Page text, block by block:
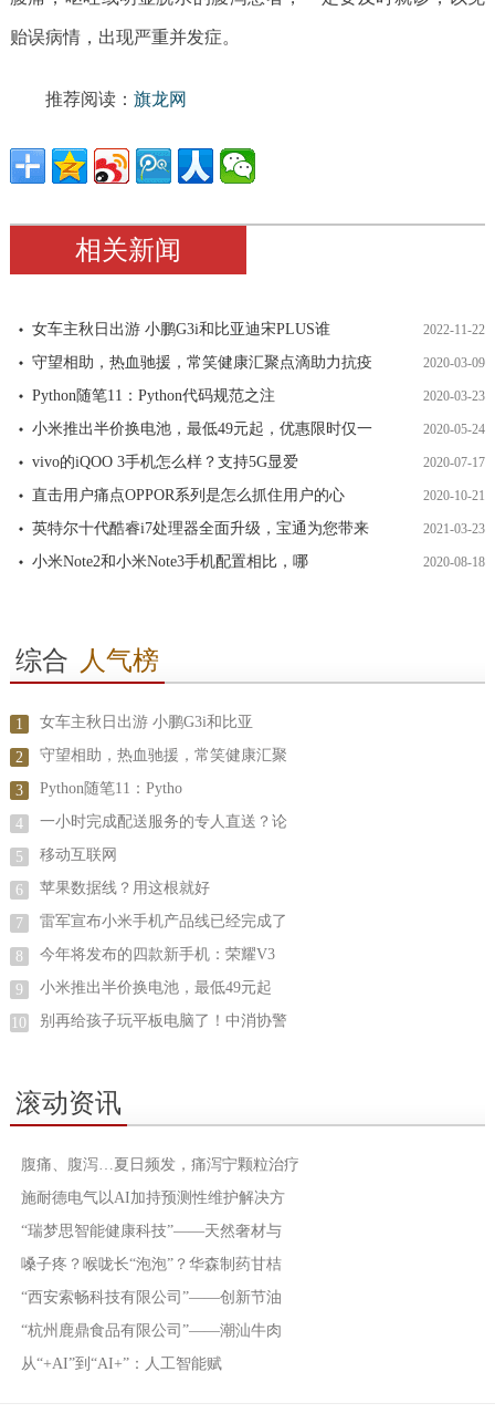
贻误病情，出现严重并发症。
推荐阅读： 旗龙网
相关新闻
女车主秋日出游 小鹏G3i和比亚迪宋PLUS谁 2022-11-22
守望相助，热血驰援，常笑健康汇聚点滴助力抗疫 2020-03-09
Python随笔11：Python代码规范之注 2020-03-23
小米推出半价换电池，最低49元起，优惠限时仅一 2020-05-24
vivo的iQOO 3手机怎么样？支持5G显爱 2020-07-17
直击用户痛点OPPOR系列是怎么抓住用户的心 2020-10-21
英特尔十代酷睿i7处理器全面升级，宝通为您带来 2021-03-23
小米Note2和小米Note3手机配置相比，哪 2020-08-18
综合 人气榜
1 女车主秋日出游 小鹏G3i和比亚
2 守望相助，热血驰援，常笑健康汇聚
3 Python随笔11：Pytho
4 一小时完成配送服务的专人直送？论
5 移动互联网
6 苹果数据线？用这根就好
7 雷军宣布小米手机产品线已经完成了
8 今年将发布的四款新手机：荣耀V3
9 小米推出半价换电池，最低49元起
10 别再给孩子玩平板电脑了！中消协警
滚动资讯
腹痛、腹泻…夏日频发，痛泻宁颗粒治疗
施耐德电气以AI加持预测性维护解决方
“瑞梦思智能健康科技”——天然奢材与
嗓子疼？喉咙长“泡泡”？华森制药甘桔
“西安索畅科技有限公司”——创新节油
“杭州鹿鼎食品有限公司”——潮汕牛肉
从“+AI”到“AI+”：人工智能赋